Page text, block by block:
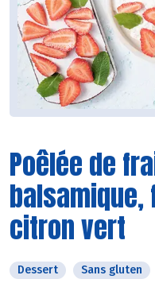
Poêlée de
citron vert
Dessert Sans gluten